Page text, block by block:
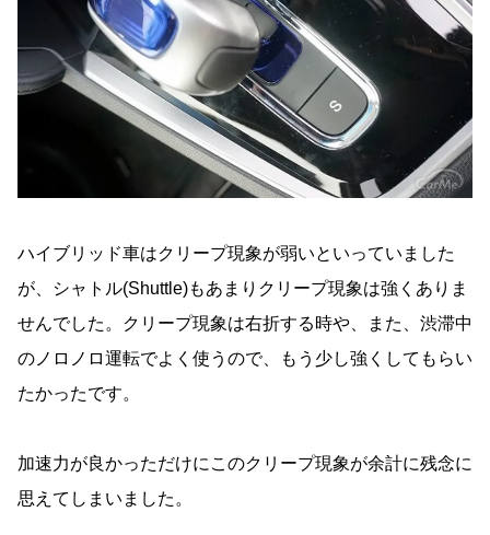
ハイブリッド車はクリープ現象が弱いといっていました
が、シャトル(Shuttle)もあまりクリープ現象は強くありま
せんでした。クリープ現象は右折する時や、また、渋滞中
のノロノロ運転でよく使うので、もう少し強くしてもらい
たかったです。
加速力が良かっただけにこのクリープ現象が余計に残念に
思えてしまいました。